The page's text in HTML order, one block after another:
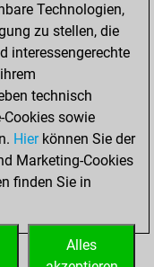
Technologien,
zu stellen, die
interessengerechte
technisch
sowie
Hierkönnen Sie der
Marketing-Cookies
finden Sie in
Alles